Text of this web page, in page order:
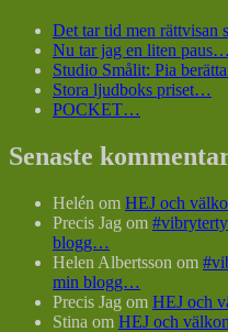
Det tar tid men rättvisan
Nu tar jag en liten paus…
Studio Smålit: Pia
Stora ljudboks priset…
POCKET…
Senaste
Helén om HEJ och
Precis Jag om
blogg…
Helen Albertsson om
min blogg…
Precis Jag om HEJ och
Stina om HEJ och